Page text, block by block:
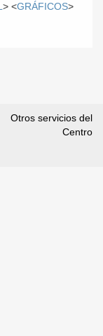
> <GRÁFICOS>
Otros servicios del
Centro